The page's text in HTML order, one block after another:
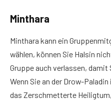
Minthara
Minthara kann ein
wählen, können Sie Halsin
Gruppe auch verlassen,
Wenn Sie an der Drow-
das Zerschmetterte